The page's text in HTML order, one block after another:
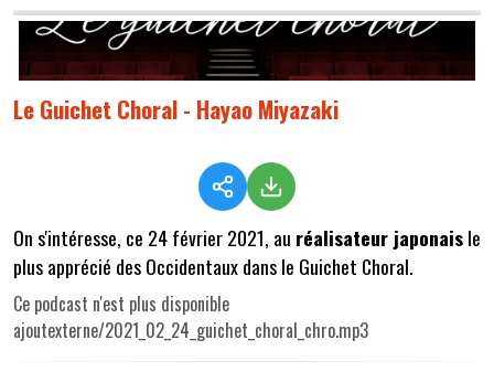
Le Guichet Choral - Hayao Miyazaki
On s'intéresse, ce 24 février 2021, au réalisateur japonaisle
plus apprécié des Occidentaux dans le Guichet Choral.
Ce podcast n'est plus disponible
ajoutexterne/2021_02_24_guichet_choral_chro.mp3